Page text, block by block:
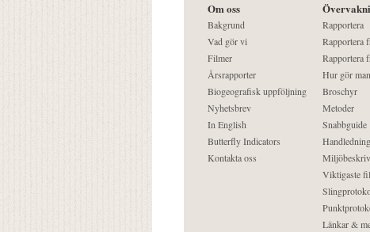
Om oss
Bakgrund
Vad gör vi
Filmer
Årsrapporter
Biogeografisk uppföljning
Nyhetsbrev
In English
Butterfly Indicators
Kontakta oss
Rapportera
Rapportera
Rapportera
Hur gör
Broschyr
Metoder
Snabbguide
Handledning
Viktigaste
Länkar &